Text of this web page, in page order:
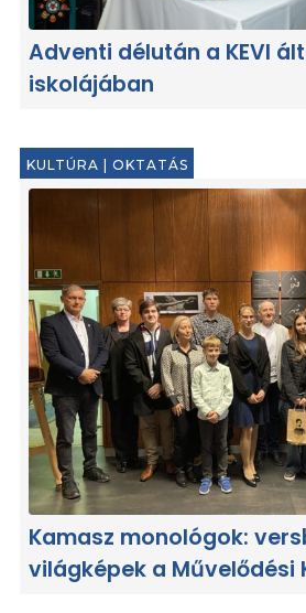
Adventi délután a KEVI
iskolájában
KULTÚRA | OKTATÁS
Kamasz monológok:
világképek a Művelődési